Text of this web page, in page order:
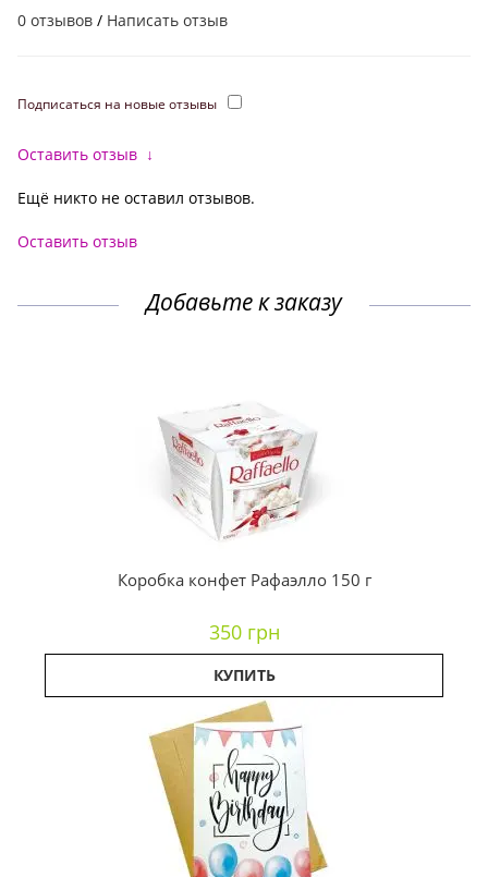
0 отзывов / Написать отзыв
Подписаться на новые отзывы
Оставить отзыв ↓
Ещё никто не оставил отзывов.
Оставить отзыв
Добавьте к заказу
Коробка конфет Рафаэлло 150 г
350 грн
КУПИТЬ